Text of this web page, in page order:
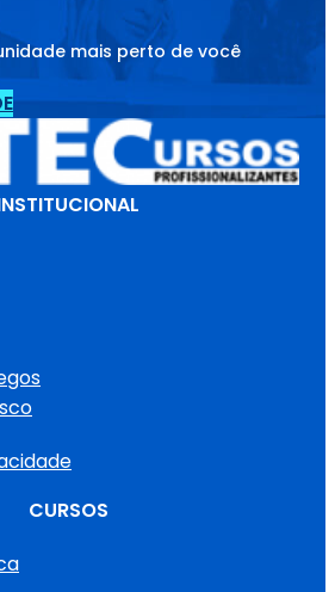
mais perto de você
CURSOS